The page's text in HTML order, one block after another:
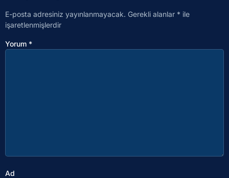
E-posta adresiniz yayınlanmayacak. Gerekli alanlar * ile
işaretlenmişlerdir
Yorum *
Ad